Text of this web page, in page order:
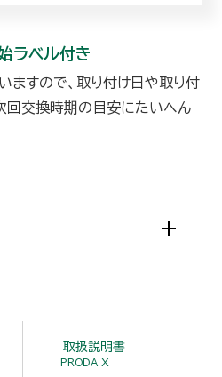
ラベル付き
ますので、取り付け日や取り付
回交換時期の目安にたいへん
取扱説明書
PRODA X